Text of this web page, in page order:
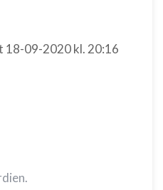
18-09-2020kl. 20:16
til at vælge